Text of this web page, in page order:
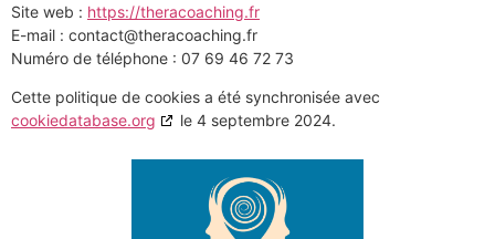
Site web : https://theracoaching.fr
E-mail : contact@theracoaching.fr
Numéro de téléphone : 07 69 46 72 73
Cette politique de cookies a été synchronisée avec
cookiedatabase.org
le 4 septembre 2024.